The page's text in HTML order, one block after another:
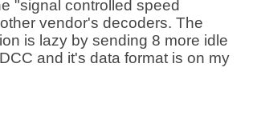
"signal controlled speed
vendor's decoders. The
is lazy by sending 8 more idle
and it's data format is on my